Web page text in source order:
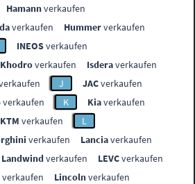
Hamannverkaufen
verkaufen Hummerverkaufen
INEOSverkaufen
verkaufen Isderaverkaufen
J JACverkaufen
verkaufen K Kiaverkaufen
KTM verkaufen
L
verkaufen Lanciaverkaufen
Landwindverkaufen LEVCverkaufen
verkaufen Lincolnverkaufen